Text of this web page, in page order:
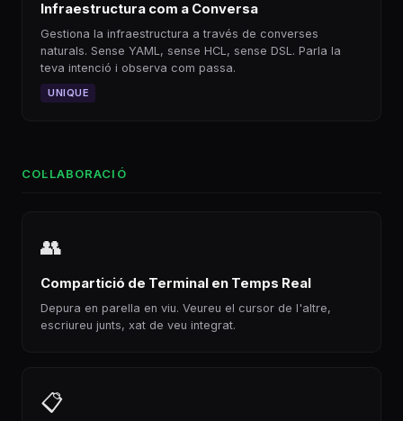
Infraestructura com a Conversa
Gestiona la infraestructura a través de converses
naturals. Sense YAML, sense HCL, sense DSL. Parla la
teva intenció i observa com passa.
UNIQUE
COL·LABORACIÓ
👥
Compartició de Terminal en Temps Real
Depura en parella en viu. Veureu el cursor de l'altre,
escriureu junts, xat de veu integrat.
📋